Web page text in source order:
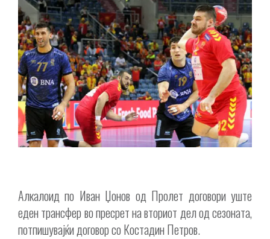
Алкалоид по Иван Џонов од Пролет договори уште
еден трансфер во пресрет на вториот дел од сезоната,
потпишувајќи договор со Костадин Петров.